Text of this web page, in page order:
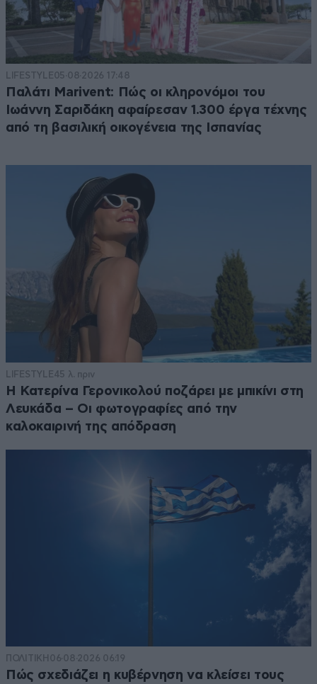
LIFESTYLE05·08·2026 17:48
Παλάτι Marivent: Πώς οι κληρονόμοι του
Ιωάννη Σαριδάκη αφαίρεσαν 1.300 έργα τέχνης
από τη βασιλική οικογένεια της Ισπανίας
LIFESTYLE45 λ. πριν
Η Κατερίνα Γερονικολού ποζάρει με μπικίνι στη
Λευκάδα – Οι φωτογραφίες από την
καλοκαιρινή της απόδραση
ΠΟΛΙΤΙΚΗ 06·08·2026 06:19
Πώς σχεδιάζει η κυβέρνηση να κλείσει τους